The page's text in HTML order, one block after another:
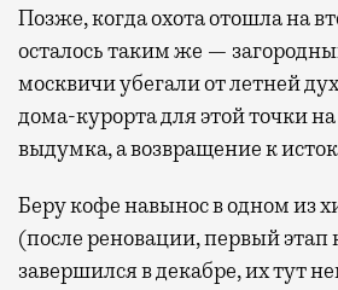
Позже, когда охота отошла на
осталось таким же —
москвичи убегали от летней
дома-курорта для этой точки
выдумка, а возвращение к
Беру кофе навынос в одном из
(после реновации, первый этап
завершился в декабре, их тут